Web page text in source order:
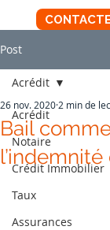
Post
Acrédit
Notaire
Crédit Immobilier
Taux
Assurances
Acrédit
Bail
l’indemnité
26 nov. 2020 2 min de